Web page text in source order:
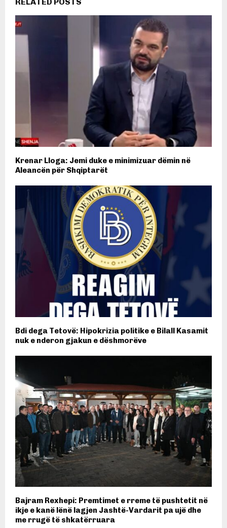
Krenar Lloga: Jemi duke e minimizuar dëmin në
Aleancën për Shqiptarët
Bdi dega Tetovë: Hipokrizia politike e Bilall Kasamit
nuk e nderon gjakun e dëshmorëve
Bajram Rexhepi: Premtimet e rreme të pushtetit në
ikje e kanë lënë lagjen Jashtë-Vardarit pa ujë dhe
me rrugë të shkatërruara